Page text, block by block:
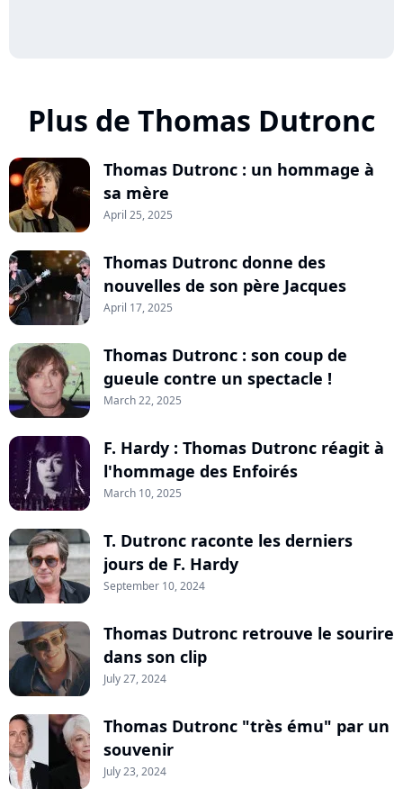
Plus de Thomas Dutronc
Thomas Dutronc : un hommage à
sa mère
April 25, 2025
Thomas Dutronc donne des
nouvelles de son père Jacques
April 17, 2025
Thomas Dutronc : son coup de
gueule contre un spectacle !
March 22, 2025
F. Hardy : Thomas Dutronc réagit à
l'hommage des Enfoirés
March 10, 2025
T. Dutronc raconte les derniers
jours de F. Hardy
September 10, 2024
Thomas Dutronc retrouve le sourire
dans son clip
July 27, 2024
Thomas Dutronc "très ému" par un
souvenir
July 23, 2024